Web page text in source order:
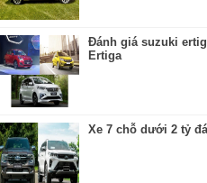
Đánh giá suzuki
Ertiga
Xe 7 chỗ dưới 2 tỷ